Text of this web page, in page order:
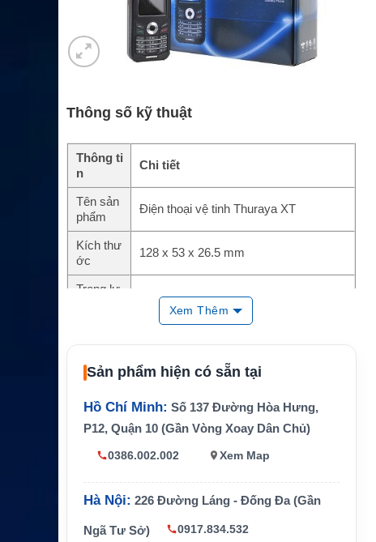
Thông số kỹ thuật
Thông ti
n
Chi tiết
Tên sản
phẩm
Điện thoại vệ tinh Thuraya XT
Kích thư
ớc
128 x 53 x 26.5 mm
Trọng lư
193 g
Pin Đàm thoại đến 6 giờ, chờ đến 80 giờ
Dữ liệu GmPRS, tốc độ tham chiếu 60/15 kbps
GPS Có hỗ trợ GPS và waypoint
Kết nối n
Vùng ph
Hơn 140 quốc gia trong vùng phủ sóng
Xem Thêm
Sản phẩm hiện có sẵn tại
Hồ Chí Minh: Số 137 Đường Hòa Hưng,
P12, Quận 10 (Gần Vòng Xoay Dân Chủ)
0386.002.002 Xem Map
Hà Nội: 226 Đường Láng - Đống Đa (Gần
Ngã Tư Sở) 0917.834.532